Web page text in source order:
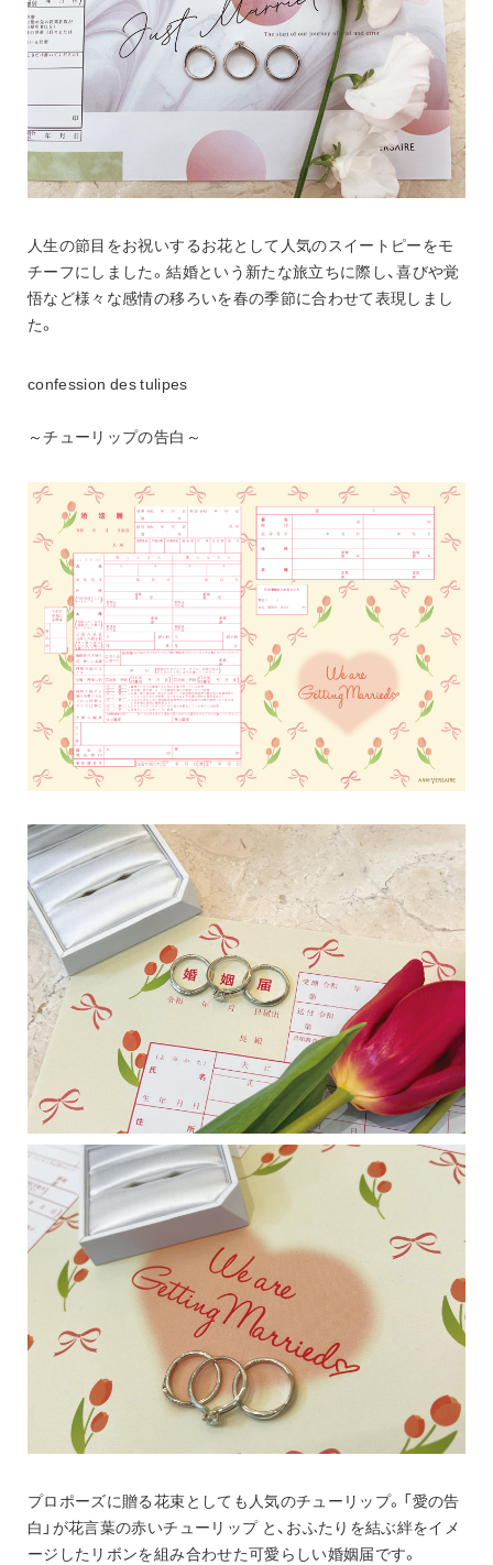
人生の節目をお祝いするお花として人気のスイートピーをモ
チーフにしました。結婚という新たな旅立ちに際し、喜びや覚
悟など様々な感情の移ろいを春の季節に合わせて表現しまし
た。
confession des tulipes
～チューリップの告白～
プロポーズに贈る花束としても人気のチューリップ。「愛の告
白」が花言葉の赤いチューリップ と、おふたりを結ぶ絆をイメ
ージしたリボンを組み合わせた可愛らしい婚姻届です。